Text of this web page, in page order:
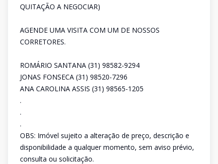
QUITAÇÃO A NEGOCIAR)
AGENDE UMA VISITA COM UM DE NOSSOS
CORRETORES.
ROMÁRIO SANTANA (31) 98582-9294
JONAS FONSECA (31) 98520-7296
ANA CAROLINA ASSIS (31) 98565-1205
.
.
.
OBS: Imóvel sujeito a alteração de preço, descrição e
disponibilidade a qualquer momento, sem aviso prévio,
consulta ou solicitação.